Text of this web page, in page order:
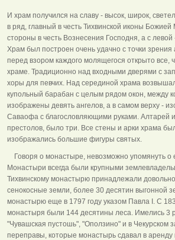
И храм получился на славу - высок, широк,
в ряд, главный в честь Тихвинской иконы
стороны в честь Вознесения Господня, а с левой
Храм был построен очень удачно с точки зрения
перед взором каждого молящегося открыто все,
храме. Традиционно над входными дверями с
хоры для певчих. Над серединой храма
купольный барабан с целым рядом окон, между
изображены девять ангелов, а в самом верху -
Саваофа с благословляющими руками. Алтарей и
престолов, было три. Все стены и арки храма
изображались большие фигуры святых.
Говоря о монастыре, невозможно упомянуть о
Монастыри всегда были крупными
Тихвинскому монастырю принадлежали
сенокосные земли, более 30 десятин выгонной
монастырю еще в 1797 году указом Павла I. С
монастыря были 144 десятины леса. Имелись 3
"Чувашская пустошь", "Оползино" и в Чекурском
переправы, которые монастырь сдавал в